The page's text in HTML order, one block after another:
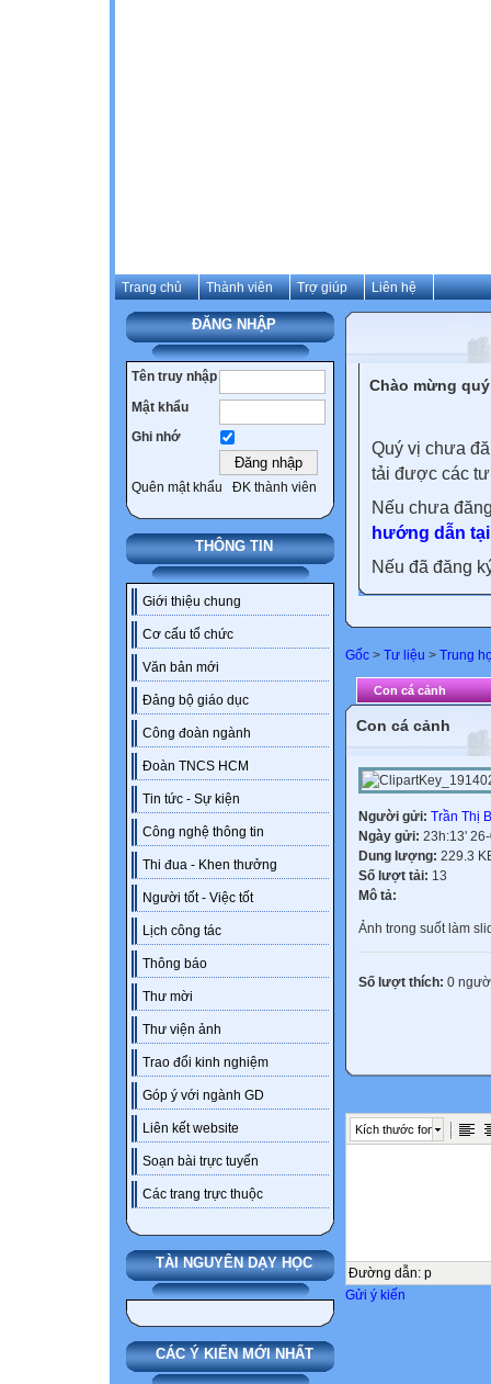
Trang chủ Thành viên Trợ giúp Liên hệ
ĐĂNG NHẬP
Tên truy nhập
Mật khẩu
Ghi nhớ
Quên mật khẩu ĐK thành viên
THÔNG TIN
Giới thiệu chung
Cơ cấu tổ chức
Văn bản mới
Đảng bộ giáo dục
Công đoàn ngành
Đoàn TNCS HCM
Tin tức - Sự kiện
Công nghệ thông tin
Thi đua - Khen thưởng
Người tốt - Việc tốt
Lịch công tác
Thông báo
Thư mời
Thư viện ảnh
Trao đổi kinh nghiệm
Góp ý với ngành GD
Liên kết website
Soạn bài trực tuyến
Các trang trực thuộc
TÀI NGUYÊN DẠY HỌC
CÁC Ý KIẾN MỚI NHẤT
Chào mừng
Quý vị chưa
tải được các
Nếu chưa
hướng dẫn
Nếu đã đăng
Gốc > Tư liệu > Trung
Con cá cảnh
Con cá cảnh
Người gửi: Trần Thị
Ngày gửi: 23h:13'
Dung lượng: 229.3
Số lượt tải: 13
Mô tả:
Ảnh trong suốt làm
Số lượt thích: 0
Kích thước font
Đường dẫn: p
Gửi ý kiến